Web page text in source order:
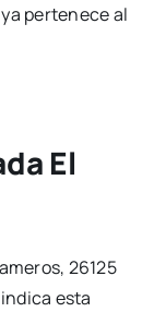
pertenece al
El
26125
esta